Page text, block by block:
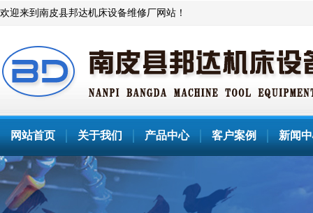
欢迎来到南皮县邦达机床设备维修厂网站！
网站首页 关于我们 产品中心 客户案例 新闻